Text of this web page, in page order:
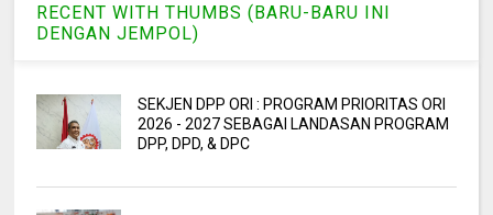
RECENT WITH THUMBS (BARU-BARU INI
DENGAN JEMPOL)
SEKJEN DPP ORI : PROGRAM PRIORITAS ORI
2026 - 2027 SEBAGAI LANDASAN PROGRAM
DPP, DPD, & DPC